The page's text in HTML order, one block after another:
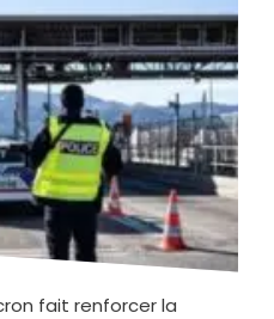
fait renforcer la